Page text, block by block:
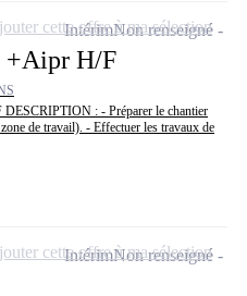
+Aipr H/F
: - Préparer le chantier
de travail). - Effectuer les travaux de
IntérimNon renseigné
cette offre à ma sélection
IntérimNon renseigné
cette offre à ma sélection